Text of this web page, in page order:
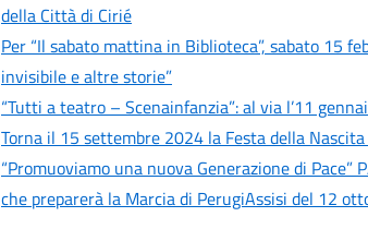
della Città di Cirié
Per “Il sabato mattina in Biblioteca”, sabato 15
invisibile e altre storie”
“Tutti a teatro – Scenainfanzia”: al via l’11
Torna il 15 settembre 2024 la Festa della
“Promuoviamo una nuova Generazione di
che preparerà la Marcia di PerugiAssisi del 12